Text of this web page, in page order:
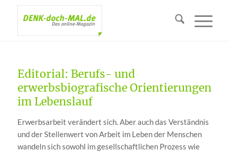
Editorial: Berufs- und
erwerbsbiografische Orientierungen
im Lebenslauf
Erwerbsarbeit verändert sich. Aber auch das Verständnis
und der Stellenwert von Arbeit im Leben der Menschen
wandeln sich sowohl im gesellschaftlichen Prozess wie